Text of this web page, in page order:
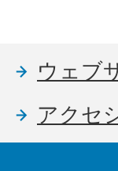
ウェブ
アクセ